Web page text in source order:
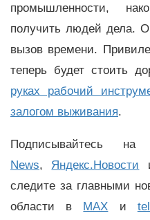
промышленности,
получить людей дела.
вызов времени.
теперь будет стоить
руках рабочий
залогом выживания.
Подписывайтесь
News, Яндекс.Новости
следите за главными
области в MAX и